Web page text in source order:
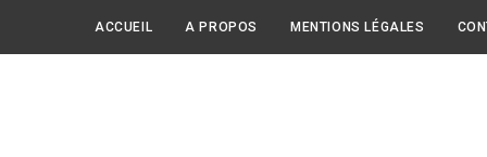
ACCUEIL A PROPOS MENTIONS LÉGALES